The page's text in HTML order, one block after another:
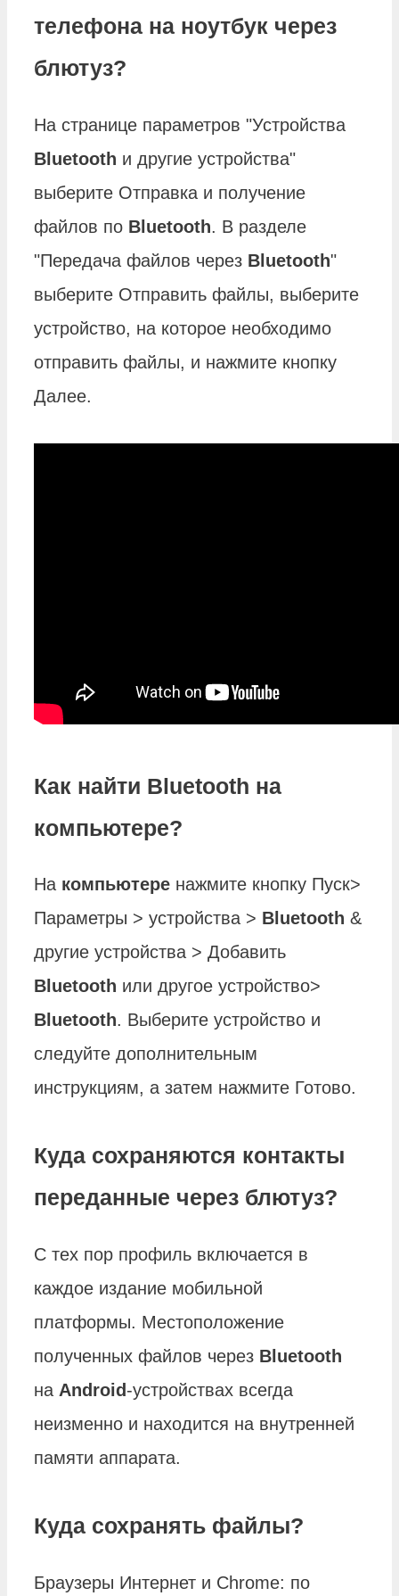
телефона на ноутбук через
блютуз?
На странице параметров "Устройства
Bluetooth и другие устройства"
выберите Отправка и получение
файлов по Bluetooth. В разделе
"Передача файлов через Bluetooth"
выберите Отправить файлы, выберите
устройство, на которое необходимо
отправить файлы, и нажмите кнопку
Далее.
Как найти Bluetooth на
компьютере?
На компьютере нажмите кнопку Пуск>
Параметры > устройства > Bluetooth &
другие устройства > Добавить
Bluetooth или другое устройство>
Bluetooth. Выберите устройство и
следуйте дополнительным
инструкциям, а затем нажмите Готово.
Куда сохраняются контакты
переданные через блютуз?
С тех пор профиль включается в
каждое издание мобильной
платформы. Местоположение
полученных файлов через Bluetooth
на Android -устройствах всегда
неизменно и находится на внутренней
памяти аппарата.
Куда сохранять файлы?
Браузеры Интернет и Chrome: по